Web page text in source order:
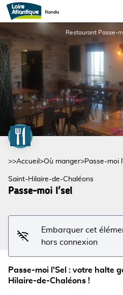
Passe-moi l'sel
Restaurant Passe-
>>Accueil >Où manger>Passe-moi
Saint-Hilaire-de-Chaléons
Passe-moi l'sel
Embarquer cet
hors connexion
Passe-moi l'Sel : votre halte
Hilaire-de-Chaléons !